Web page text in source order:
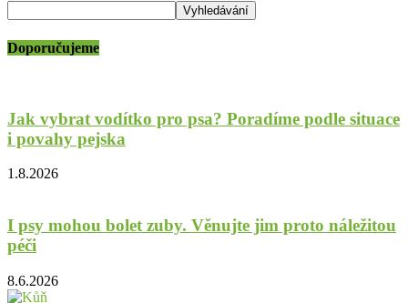
Doporučujeme
Jak vybrat vodítko pro psa? Poradíme podle situace
i povahy pejska
1.8.2026
I psy mohou bolet zuby. Věnujte jim proto náležitou
péči
8.6.2026